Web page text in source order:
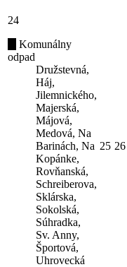
24
Komunálny
odpad
Družstevná,
Háj,
Jilemnického,
Majerská,
Májová,
Medová, Na
Barinách, Na
Kopánke,
Rovňanská,
Schreiberova,
Sklárska,
Sokolská,
Súhradka,
Sv. Anny,
Športová,
Uhrovecká
25 26